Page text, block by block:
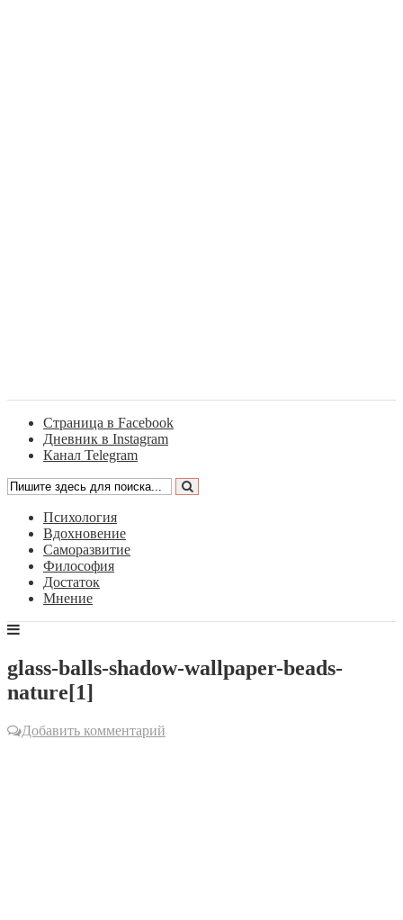
Страница в Facebook
Дневник в Instagram
Канал Telegram
Психология
Вдохновение
Саморазвитие
Философия
Достаток
Мнение
glass-balls-shadow-wallpaper-beads-
nature[1]
Добавить комментарий